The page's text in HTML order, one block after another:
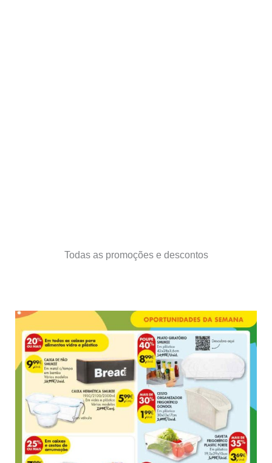
Todas as promoções e descontos